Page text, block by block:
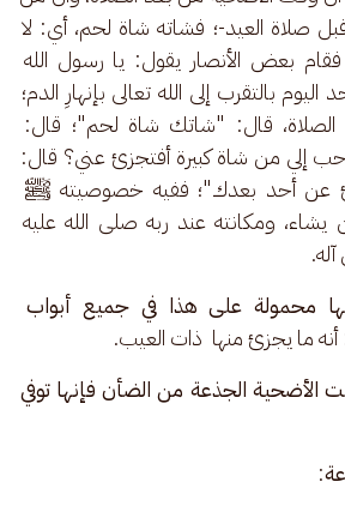
صلاة العيد-؛ فشاته شاة لحم، أي: لا
بعض الأنصار يقول: يا رسول الله
بالتقرب إلى الله تعالى بإنهارِ الدم؛
قال: "شاتك شاة لحم"؛ قال:
إلي من شاة كبيرة أفتجزئ عني؟ قال:
عن أحد بعدك"؛ ففيه خصوصيته ﷺ
ومكانته عند ربه صلى الله عليه
محمولة على هذا في جميع أبواب
ما يجزئ منها  ذات العيب.
الجذعة من الضأن فإنها توفي
: